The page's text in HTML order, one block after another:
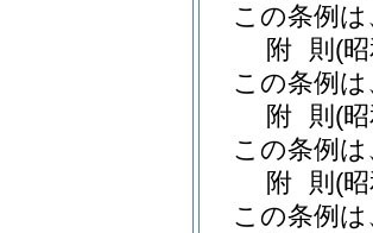
この条例
附 則 (
この条例
附 則 (
この条例
附 則 (
この条例